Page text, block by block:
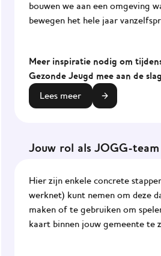
bouwen we aan een omgeving
bewegen het hele jaar
Meer inspiratie nodig om
Gezonde Jeugd mee aan de
Lees meer
Jouw rol als JOGG-team
Hier zijn enkele concrete
werknet) kunt nemen om deze
maken of te gebruiken om
kaart binnen jouw gemeente te